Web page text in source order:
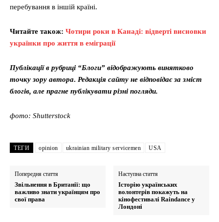
перебування в іншій країні.
Читайте також: Чотири роки в Канаді: відверті висновки
українки про життя в еміграції
Публікації в рубриці “Блоги” відображують винятково
точку зору автора. Редакція сайту не відповідає за зміст
блогів, але прагне публікувати різні погляди.
фото: Shutterstock
ТЕГИ opinion ukrainian military servicemen USA
Попередня стаття
Звільнення в Британії: що
важливо знати українцям про
свої права
Наступна стаття
Історію українських
волонтерів покажуть на
кінофестивалі Raindance у
Лондоні